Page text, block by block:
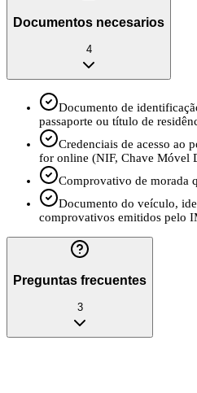
Documentos necesarios
4
Documento de
passaporte ou título de
Credenciais de acesso ao
for online (NIF, Chave Móvel
Comprovativo de morada
Documento do veículo,
comprovativos emitidos pelo
Preguntas frecuentes
3